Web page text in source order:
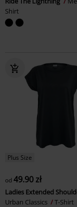
Shirt
Plus Size
od 49.90 zł
Ladies Extended
Urban Classics
T-Shirt